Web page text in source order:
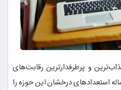
و پرطرفدارترین رقابت‌های
استعدادهای درخشان این حوزه را